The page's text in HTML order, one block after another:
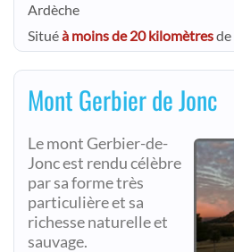
Ardèche
Situéà moins de 20 kilomètresde
Mont Gerbier de Jonc
Le mont Gerbier-de-
Jonc est rendu célèbre
par sa forme très
particulière et sa
richesse naturelle et
sauvage.